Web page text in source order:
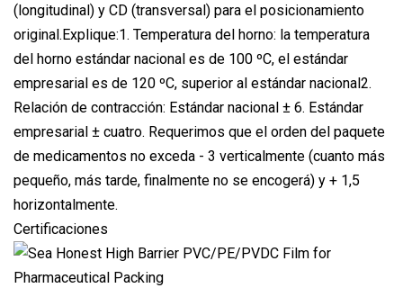
(longitudinal) y CD (transversal) para el posicionamiento
original.Explique:1. Temperatura del horno: la temperatura
del horno estándar nacional es de 100 ºC, el estándar
empresarial es de 120 ºC, superior al estándar nacional2.
Relación de contracción: Estándar nacional ± 6. Estándar
empresarial ± cuatro. Requerimos que el orden del paquete
de medicamentos no exceda - 3 verticalmente (cuanto más
pequeño, más tarde, finalmente no se encogerá) y + 1,5
horizontalmente.
Certificaciones